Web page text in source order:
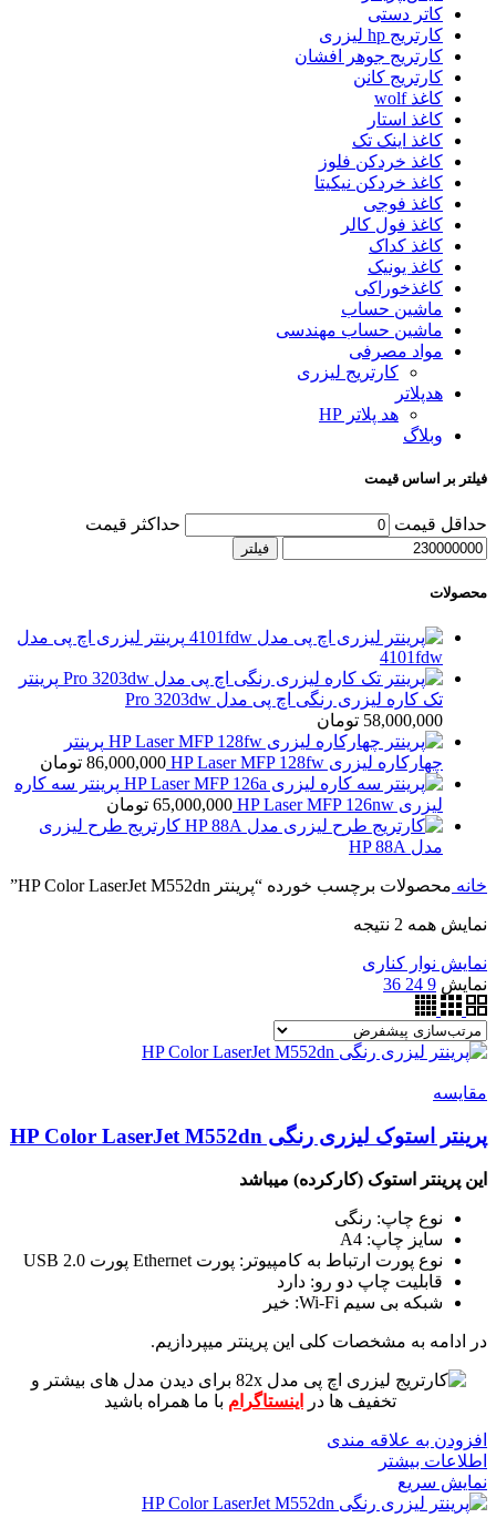
کاتر دستی
کارتریج hp لیزری
کارتریج جوهر افشان
کارتریج کانن
کاغذ wolf
کاغذ استار
کاغذ اینک تک
کاغذ خردکن فلوز
کاغذ خردکن نیکیتا
کاغذ فوجی
کاغذ فول کالر
کاغذ کداک
کاغذ یونیک
کاغذخوراکی
ماشین حساب
ماشین حساب مهندسی
مواد مصرفی
کارتریج لیزری
هدپلاتر
هد پلاتر HP
وبلاگ
فیلتر بر اساس قیمت
حداقل قیمت حداکثر قیمت
فیلتر
محصولات
پرینتر لیزری اچ پی مدل
4101fdw
پرینتر
تک کاره لیزری رنگی اچ پی مدل Pro 3203dw
58,000,000 تومان
پرینتر
چهارکاره لیزری HP Laser MFP 128fw
86,000,000 تومان
پرینتر سه کاره
لیزری HP Laser MFP 126nw
65,000,000 تومان
کارتریج طرح لیزری
مدل HP 88A
خانه محصولات برچسب خورده “پرینتر HP Color LaserJet M552dn”
نمایش همه 2 نتیجه
نمایش نوار کناری
نمایش 9
24
36
مقايسه
پرینتر استوک لیزری رنگی HP Color LaserJet M552dn
این پرینتر استوک (کارکرده) میباشد
نوع چاپ: رنگی
سایز چاپ: A4
نوع پورت ارتباط به کامپیوتر: پورت Ethernet پورت USB 2.0
قابلیت چاپ دو رو: دارد
شبکه بی سیم Wi-Fi: خیر
در ادامه به مشخصات کلی این پرینتر میپردازیم.
برای دیدن مدل های بیشتر و
تخفیف ها در
اینستاگرام با ما همراه باشید
افزودن به علاقه مندی
اطلاعات بیشتر
نمایش سریع